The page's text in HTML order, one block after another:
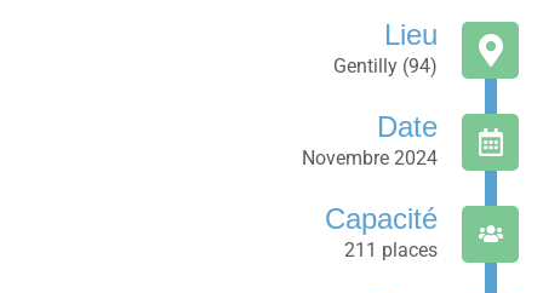
Lieu
Gentilly (94)
Date
Novembre 2024
Capacité
211 places